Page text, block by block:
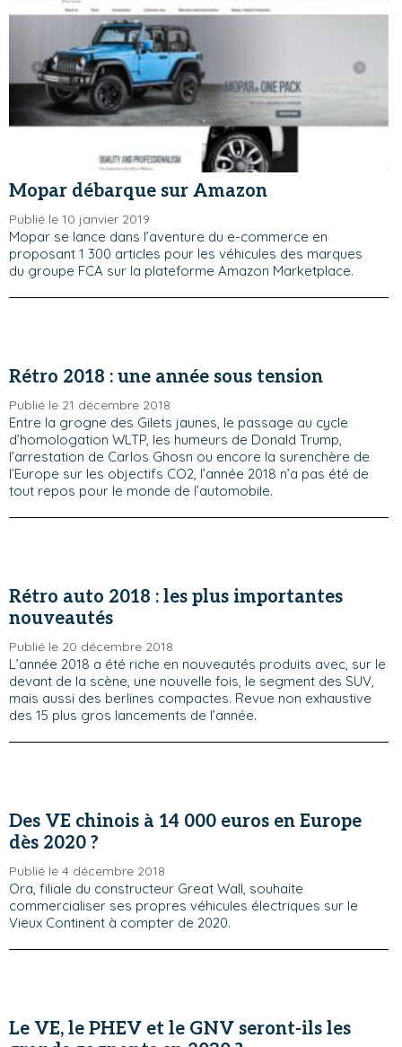
Mopar débarque sur Amazon
Publié le 10 janvier 2019
Mopar se lance dans l’aventure du e-commerce en
proposant 1 300 articles pour les véhicules des marques
du groupe FCA sur la plateforme Amazon Marketplace.
Rétro 2018 : une année sous tension
Publié le 21 décembre 2018
Entre la grogne des Gilets jaunes, le passage au cycle
d’homologation WLTP, les humeurs de Donald Trump,
l’arrestation de Carlos Ghosn ou encore la surenchère de
l’Europe sur les objectifs CO2, l’année 2018 n’a pas été de
tout repos pour le monde de l’automobile.
Rétro auto 2018 : les plus importantes
nouveautés
Publié le 20 décembre 2018
L’année 2018 a été riche en nouveautés produits avec, sur le
devant de la scène, une nouvelle fois, le segment des SUV,
mais aussi des berlines compactes. Revue non exhaustive
des 15 plus gros lancements de l’année.
Des VE chinois à 14 000 euros en Europe
dès 2020 ?
Publié le 4 décembre 2018
Ora, filiale du constructeur Great Wall, souhaite
commercialiser ses propres véhicules électriques sur le
Vieux Continent à compter de 2020.
Le VE, le PHEV et le GNV seront-ils les